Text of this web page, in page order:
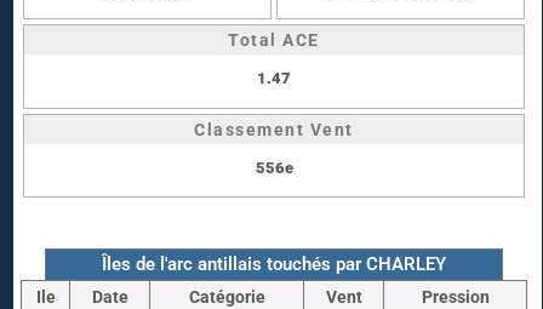
Total ACE
1.47
Classement Vent
556e
Îles de l'arc antillais touchés par CHARLEY
Ile Date Catégorie Vent Pression